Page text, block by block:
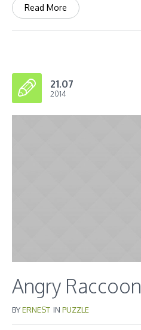
Read More
21.07
2014
Angry Raccoon
BYERNEST IN PUZZLE